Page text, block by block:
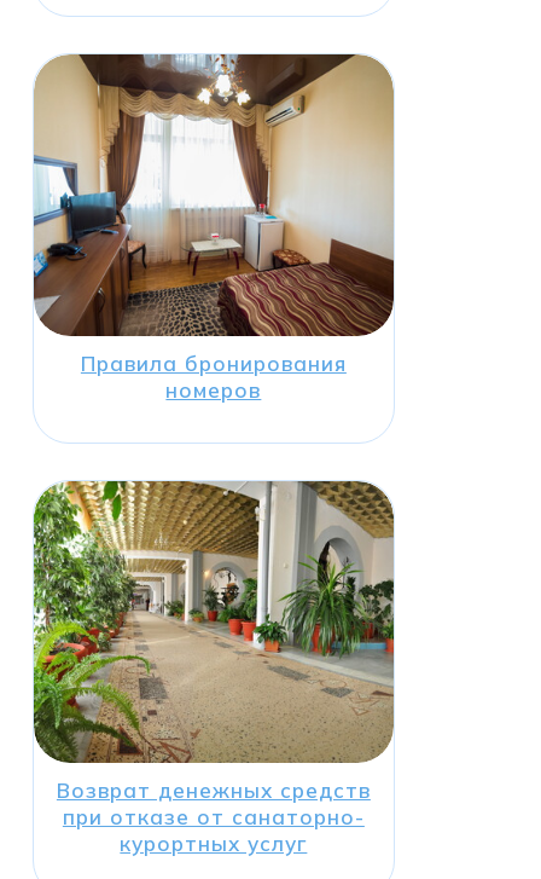
Правила бронирования
номеров
Возврат денежных средств
при отказе от санаторно-
курортных услуг